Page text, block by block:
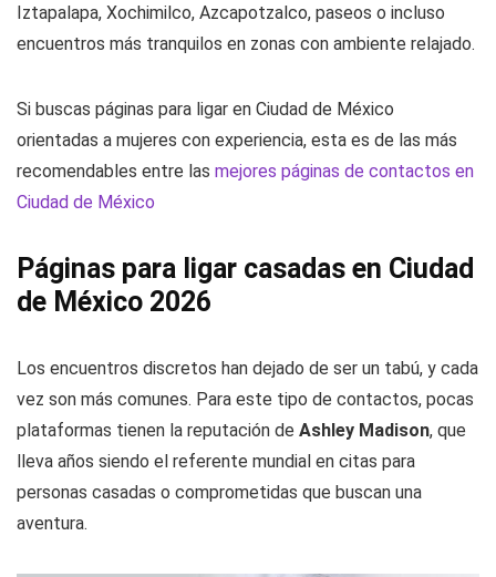
Iztapalapa, Xochimilco, Azcapotzalco, paseos o incluso
encuentros más tranquilos en zonas con ambiente relajado.
Si buscas páginas para ligar en Ciudad de México
orientadas a mujeres con experiencia, esta es de las más
recomendables entre las mejores páginas de contactos en
Ciudad de México
Páginas para ligar casadas en Ciudad
de México 2026
Los encuentros discretos han dejado de ser un tabú, y cada
vez son más comunes. Para este tipo de contactos, pocas
plataformas tienen la reputación de Ashley Madison, que
lleva años siendo el referente mundial en citas para
personas casadas o comprometidas que buscan una
aventura.